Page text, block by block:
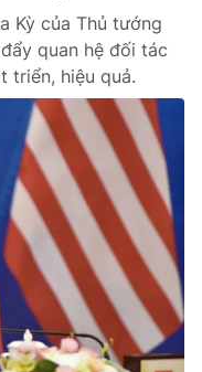
Kỳ của Thủ tướng
quan hệ đối tác
triển, hiệu quả.